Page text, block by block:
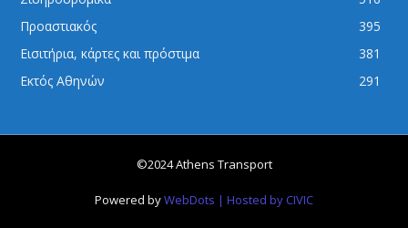
Προαστιακός
395
Εισιτήρια, κάρτες και πρόστιμα
381
Εκτός Αθηνών
291
©2024 Athens Transport
Powered byWebDots | Hosted by CIVIC